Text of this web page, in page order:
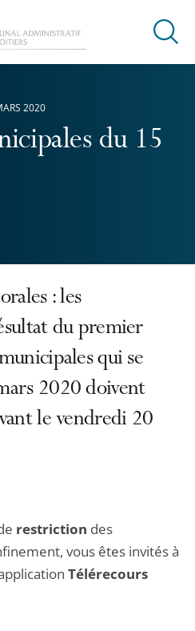
Ouvrir
du 15
2020
: les
du premier
qui se
2020 doivent
le vendredi 20
restriction des
vous êtes invités à
Télérecours